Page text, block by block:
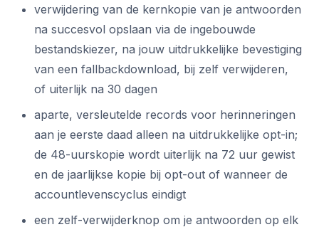
verwijdering van de kernkopie van je antwoorden
na succesvol opslaan via de ingebouwde
bestandskiezer, na jouw uitdrukkelijke bevestiging
van een fallbackdownload, bij zelf verwijderen,
of uiterlijk na 30 dagen
aparte, versleutelde records voor herinneringen
aan je eerste daad alleen na uitdrukkelijke opt-in;
de 48-uurskopie wordt uiterlijk na 72 uur gewist
en de jaarlijkse kopie bij opt-out of wanneer de
accountlevenscyclus eindigt
een zelf-verwijderknop om je antwoorden op elk